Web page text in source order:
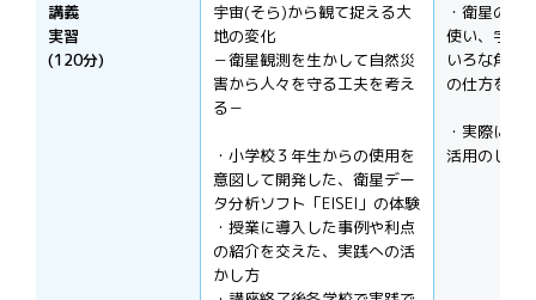
講義
実習
(120分)
宇宙(そら)から観て捉える大
地の変化
－衛星観測を生かして自然災
害から人々を守る工夫を考え
る－
・小学校３年生からの使用を
意図して開発した、衛星デー
タ分析ソフト「EISEI」の体験
・授業に導入した事例や利点
の紹介を交えた、実践への活
かし方
・衛星のデ
使い、宇宙
いろな角度
の仕方を学
・実際に、
活用のしか